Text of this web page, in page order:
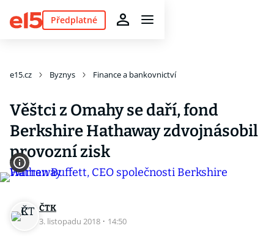
Předplatné
e15.cz Byznys Finance a bankovnictví
Věštci z Omahy se daří, fond
Berkshire Hathaway zdvojnásobil
provozní zisk
ČTK
3. listopadu 2018 · 14:50